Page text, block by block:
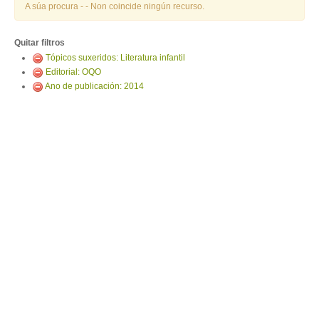
A súa procura - - Non coincide ningún recurso.
Quitar filtros
Tópicos suxeridos: Literatura infantil
Editorial: OQO
Ano de publicación: 2014